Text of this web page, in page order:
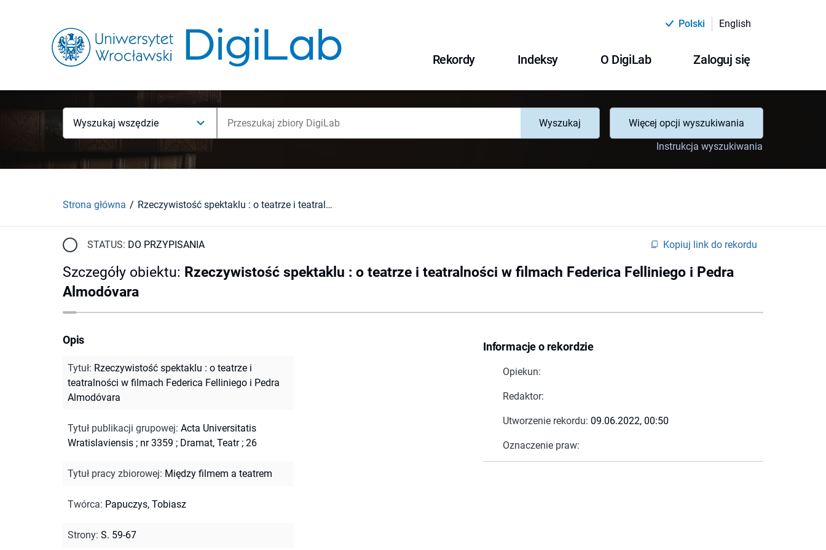
Polski English
Rekordy Indeksy O DigiLab Zaloguj się
Wyszukaj wszędzie Wyszukaj
Więcej opcji wyszukiwania
Instrukcja wyszukiwania
Strona główna Rzeczywistość spektaklu : o teatrze i teatralności w filmach Federica Felliniego i Pedra Almodóvara
STATUS: DO PRZYPISANIA Kopiuj link do rekordu
Szczegóły obiektu: Rzeczywistość spektaklu : o teatrze i teatralności w filmach Federica Felliniego i Pedra
Almodóvara
Informacje o rekordzie
Opiekun:
Redaktor:
Utworzenie rekordu: 09.06.2022, 00:50
Oznaczenie praw:
Opis
Tytuł: Rzeczywistość spektaklu : o teatrze i
teatralności w filmach Federica Felliniego i Pedra
Almodóvara
Tytuł publikacji grupowej: Acta Universitatis
Wratislaviensis ; nr 3359 ; Dramat, Teatr ; 26
Tytuł pracy zbiorowej: Między filmem a teatrem
Twórca: Papuczys, Tobiasz
Strony: S. 59-67